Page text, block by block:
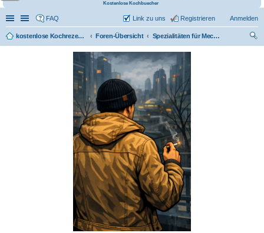
Kostenlose Kochbuecher
Schnellzugriff
Linkliste
FAQ Anmelden
Registrieren
Link zu uns
kostenlose Kochrezepte und kostenlose Kochbücher Foren-Übersicht
Spezialitäten für Mecklenburg-Vorpommern